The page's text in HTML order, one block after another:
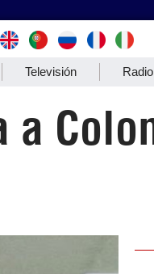
Televisión Radio
a